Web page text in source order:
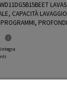
CAPACITÀ
- PRMG GRADING